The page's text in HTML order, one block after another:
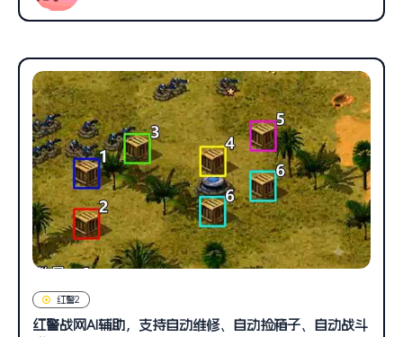
红警2
红警战网AI辅助，支持自动维修、自动捡箱子、自动战斗